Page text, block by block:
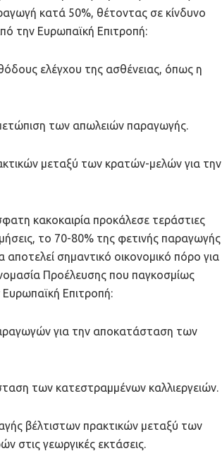
κατά 50%, θέτοντας σε κίνδυνο
την Ευρωπαϊκή Επιτροπή:
ελέγχου της ασθένειας, όπως η
των απωλειών παραγωγής.
μεταξύ των κρατών-μελών για την
κακοκαιρία προκάλεσε τεράστιες
το 70-80% της φετινής παραγωγής
σημαντικό οικονομικό πόρο για
Προέλευσης που παγκοσμίως
Επιτροπή:
για την αποκατάσταση των
των κατεστραμμένων καλλιεργειών.
βέλτιστων πρακτικών μεταξύ των
στις γεωργικές εκτάσεις.